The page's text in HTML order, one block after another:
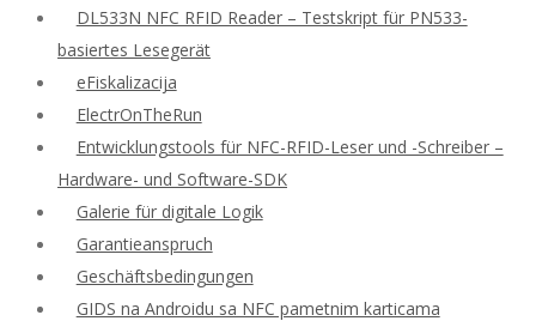
DL533N NFC RFID Reader – Testskript für PN533-
basiertes Lesegerät
eFiskalizacija
ElectrOnTheRun
Entwicklungstools für NFC-RFID-Leser und -Schreiber –
Hardware- und Software-SDK
Galerie für digitale Logik
Garantieanspruch
Geschäftsbedingungen
GIDS na Androidu sa NFC pametnim karticama